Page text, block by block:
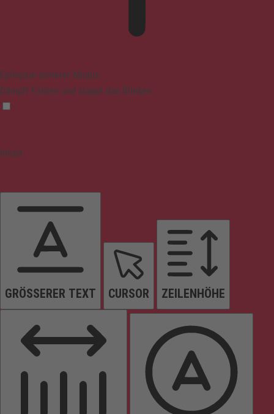
Epilepsie-sicherer Modus
Dämpft Farben und stoppt das Blinken
Inhalt
GRÖSSERER TEXT CURSOR ZEILENHÖHE